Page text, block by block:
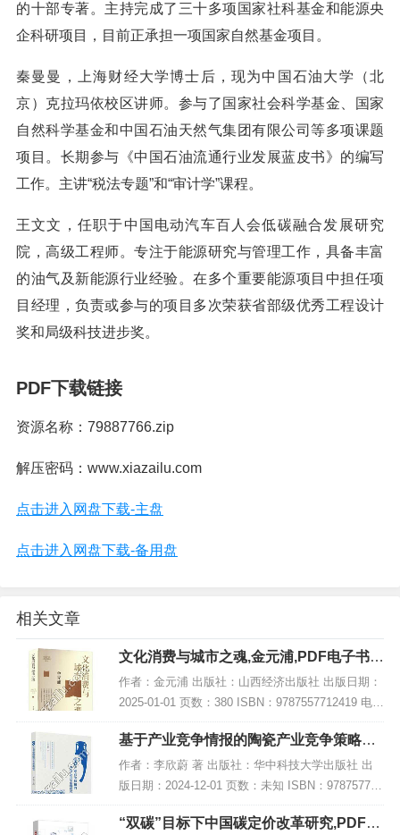
的十部专著。主持完成了三十多项国家社科基金和能源央
企科研项目，目前正承担一项国家自然基金项目。
秦曼曼，上海财经大学博士后，现为中国石油大学（北
京）克拉玛依校区讲师。参与了国家社会科学基金、国家
自然科学基金和中国石油天然气集团有限公司等多项课题
项目。长期参与《中国石油流通行业发展蓝皮书》的编写
工作。主讲“税法专题”和“审计学”课程。
王文文，任职于中国电动汽车百人会低碳融合发展研究
院，高级工程师。专注于能源研究与管理工作，具备丰富
的油气及新能源行业经验。在多个重要能源项目中担任项
目经理，负责或参与的项目多次荣获省部级优秀工程设计
奖和局级科技进步奖。
PDF下载链接
资源名称：79887766.zip
解压密码：www.xiazailu.com
点击进入网盘下载-主盘
点击进入网盘下载-备用盘
相关文章
文化消费与城市之魂,金元浦,PDF电子书下
载,网盘资源
作者：金元浦 出版社：山西经济出版社 出版日期：
2025-01-01 页数：380 ISBN：9787557712419 电子
书大小：204MB [高清扫描版PDF格式] 内容简介 该
著作《...
基于产业竞争情报的陶瓷产业竞争策略研
究,PDF电子书下载
作者：李欣蔚 著 出版社：华中科技大学出版社 出
版日期：2024-12-01 页数：未知 ISBN：978757721
4054 电子书大小：257MB [高清扫描版PDF格式] 内
容简介 本...
“双碳”目标下中国碳定价改革研究,PDF电